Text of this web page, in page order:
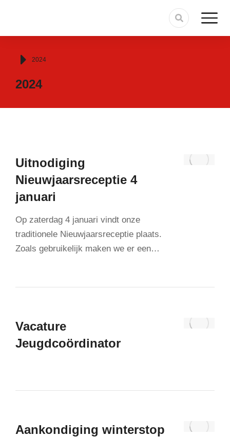
Je bent hier:
2024
2024
Uitnodiging
Nieuwjaarsreceptie 4
januari
Op zaterdag 4 januari vindt onze
traditionele Nieuwjaarsreceptie plaats.
Zoals gebruikelijk maken we er een…
Vacature
Jeugdcoördinator
Aankondiging winterstop